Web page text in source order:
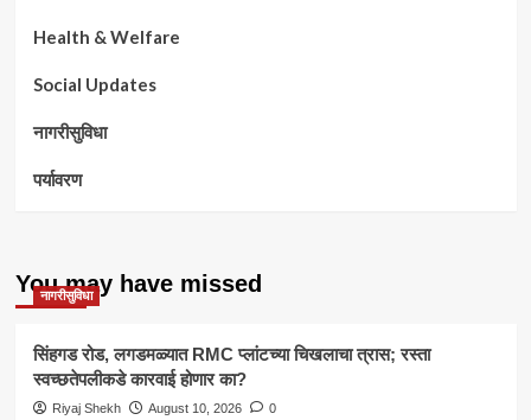
Health & Welfare
Social Updates
नागरीसुविधा
पर्यावरण
You may have missed
नागरीसुविधा
सिंहगड रोड, लगडमळ्यात RMC प्लांटच्या चिखलाचा त्रास; रस्ता
स्वच्छतेपलीकडे कारवाई होणार का?
Riyaj Shekh August 10, 2026 0